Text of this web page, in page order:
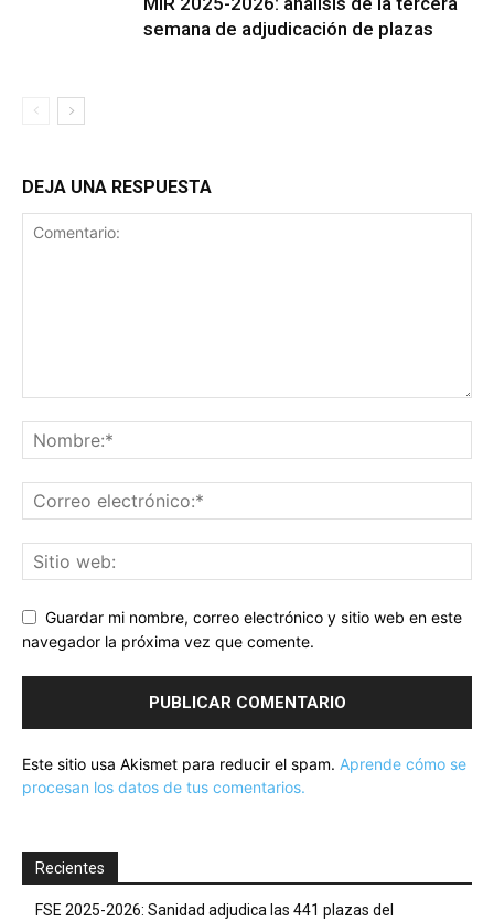
semana de adjudicación de plazas
DEJA UNA RESPUESTA
Guardar mi nombre, correo electrónico y sitio web en este
navegador la próxima vez que comente.
Este sitio usa Akismet para reducir el spam. Aprende cómo se
procesan los datos de tus comentarios.
Recientes
FSE 2025-2026: Sanidad adjudica las 441 plazas del